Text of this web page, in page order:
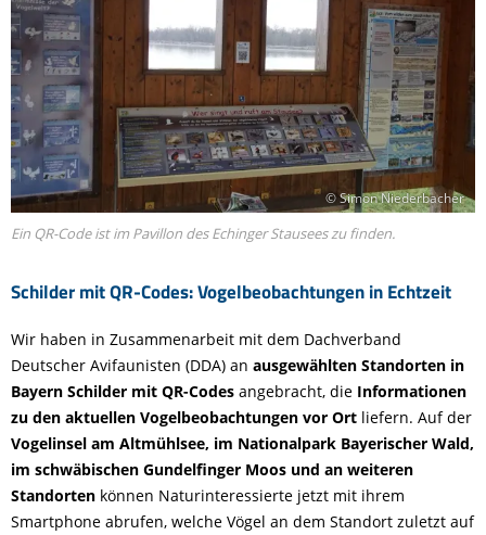
Schilder mit QR-Codes: Vogelbeobachtungen in Echtzeit
© Simon Niederbacher
Ein QR-Code ist im Pavillon des Echinger Stausees zu finden.
Wir haben in Zusammenarbeit mit dem Dachverband
Deutscher Avifaunisten (DDA) an ausgewählten Standorten in
Bayern Schilder mit QR-Codes angebracht, die Informationen
zu den aktuellen Vogelbeobachtungen vor Ort liefern. Auf der
Vogelinsel am Altmühlsee, im Nationalpark Bayerischer Wald,
im schwäbischen Gundelfinger Moos und an weiteren
Standorten können Naturinteressierte jetzt mit ihrem
Smartphone abrufen, welche Vögel an dem Standort zuletzt auf